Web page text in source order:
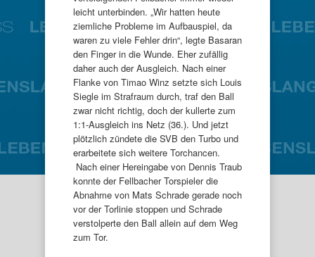
leicht unterbinden. „Wir hatten heute
ziemliche Probleme im Aufbauspiel, da
waren zu viele Fehler drin“, legte Basaran
den Finger in die Wunde. Eher zufällig
daher auch der Ausgleich. Nach einer
Flanke von Timao Winz setzte sich Louis
Siegle im Strafraum durch, traf den Ball
zwar nicht richtig, doch der kullerte zum
1:1-Ausgleich ins Netz (36.). Und jetzt
plötzlich zündete die SVB den Turbo und
erarbeitete sich weitere Torchancen.
Nach einer Hereingabe von Dennis Traub
konnte der Fellbacher Torspieler die
Abnahme von Mats Schrade gerade noch
vor der Torlinie stoppen und Schrade
verstolperte den Ball allein auf dem Weg
zum Tor.